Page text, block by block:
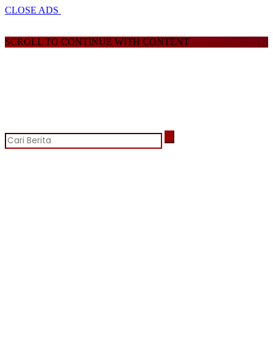
CLOSE ADS
SCROLL TO CONTINUE WITH CONTENT